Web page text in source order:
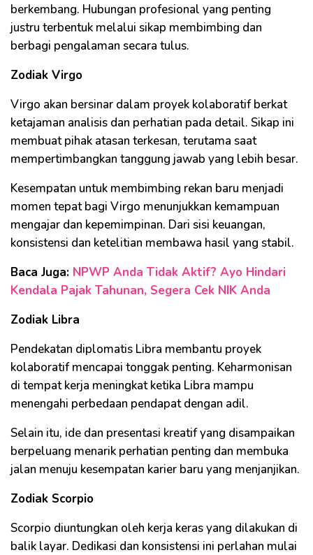
berkembang. Hubungan profesional yang penting
justru terbentuk melalui sikap membimbing dan
berbagi pengalaman secara tulus.
Zodiak Virgo
Virgo akan bersinar dalam proyek kolaboratif berkat
ketajaman analisis dan perhatian pada detail. Sikap ini
membuat pihak atasan terkesan, terutama saat
mempertimbangkan tanggung jawab yang lebih besar.
Kesempatan untuk membimbing rekan baru menjadi
momen tepat bagi Virgo menunjukkan kemampuan
mengajar dan kepemimpinan. Dari sisi keuangan,
konsistensi dan ketelitian membawa hasil yang stabil.
Baca Juga: NPWP Anda Tidak Aktif? Ayo Hindari
Kendala Pajak Tahunan, Segera Cek NIK Anda
Zodiak Libra
Pendekatan diplomatis Libra membantu proyek
kolaboratif mencapai tonggak penting. Keharmonisan
di tempat kerja meningkat ketika Libra mampu
menengahi perbedaan pendapat dengan adil.
Selain itu, ide dan presentasi kreatif yang disampaikan
berpeluang menarik perhatian penting dan membuka
jalan menuju kesempatan karier baru yang menjanjikan.
Zodiak Scorpio
Scorpio diuntungkan oleh kerja keras yang dilakukan di
balik layar. Dedikasi dan konsistensi ini perlahan mulai